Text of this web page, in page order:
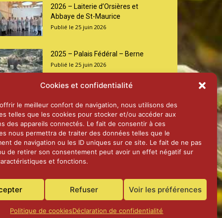
Cookies et confidentialité
le meilleur confort de navigation, nous utilisons des
telles que les cookies pour stocker et/ou accéder aux
des appareils connectés. Le fait de consentir à ces
nous permettra de traiter des données telles que le
de navigation ou les ID uniques sur ce site. Le fait de ne pas
de retirer son consentement peut avoir un effet négatif sur
et fonctions.
Refuser Voir les préférences
Politique de cookiesDéclaration de confidentialité
2026 – Laiterie d’Orsières et
Abbaye de St-Maurice
25 juin 2026
2025 – Palais Fédéral – Berne
25 juin 2026
Aînés – Noël 2024
14 janvier 2025